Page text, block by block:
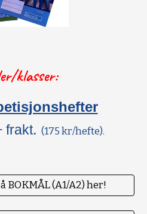
klasser:
frakt. (175 kr/hefte).
BOKMÅL (A1/A2) her!